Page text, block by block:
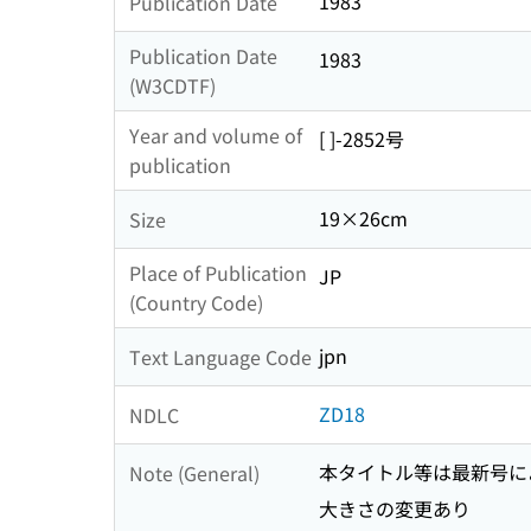
Publication Date
(W3CDTF)
1983
Year and volume of
publication
[ ]-2852号
Size
19×26cm
Place of Publication
(Country Code)
JP
Text Language Code jpn
NDLC ZD18
Note (General)
本タイトル等は最新号
大きさの変更あり